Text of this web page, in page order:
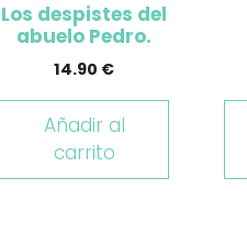
Los despistes del
abuelo Pedro.
14.90 €
Añadir al
carrito